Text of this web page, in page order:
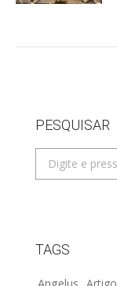
PESQUISAR
Search:
TAGS
Angelus